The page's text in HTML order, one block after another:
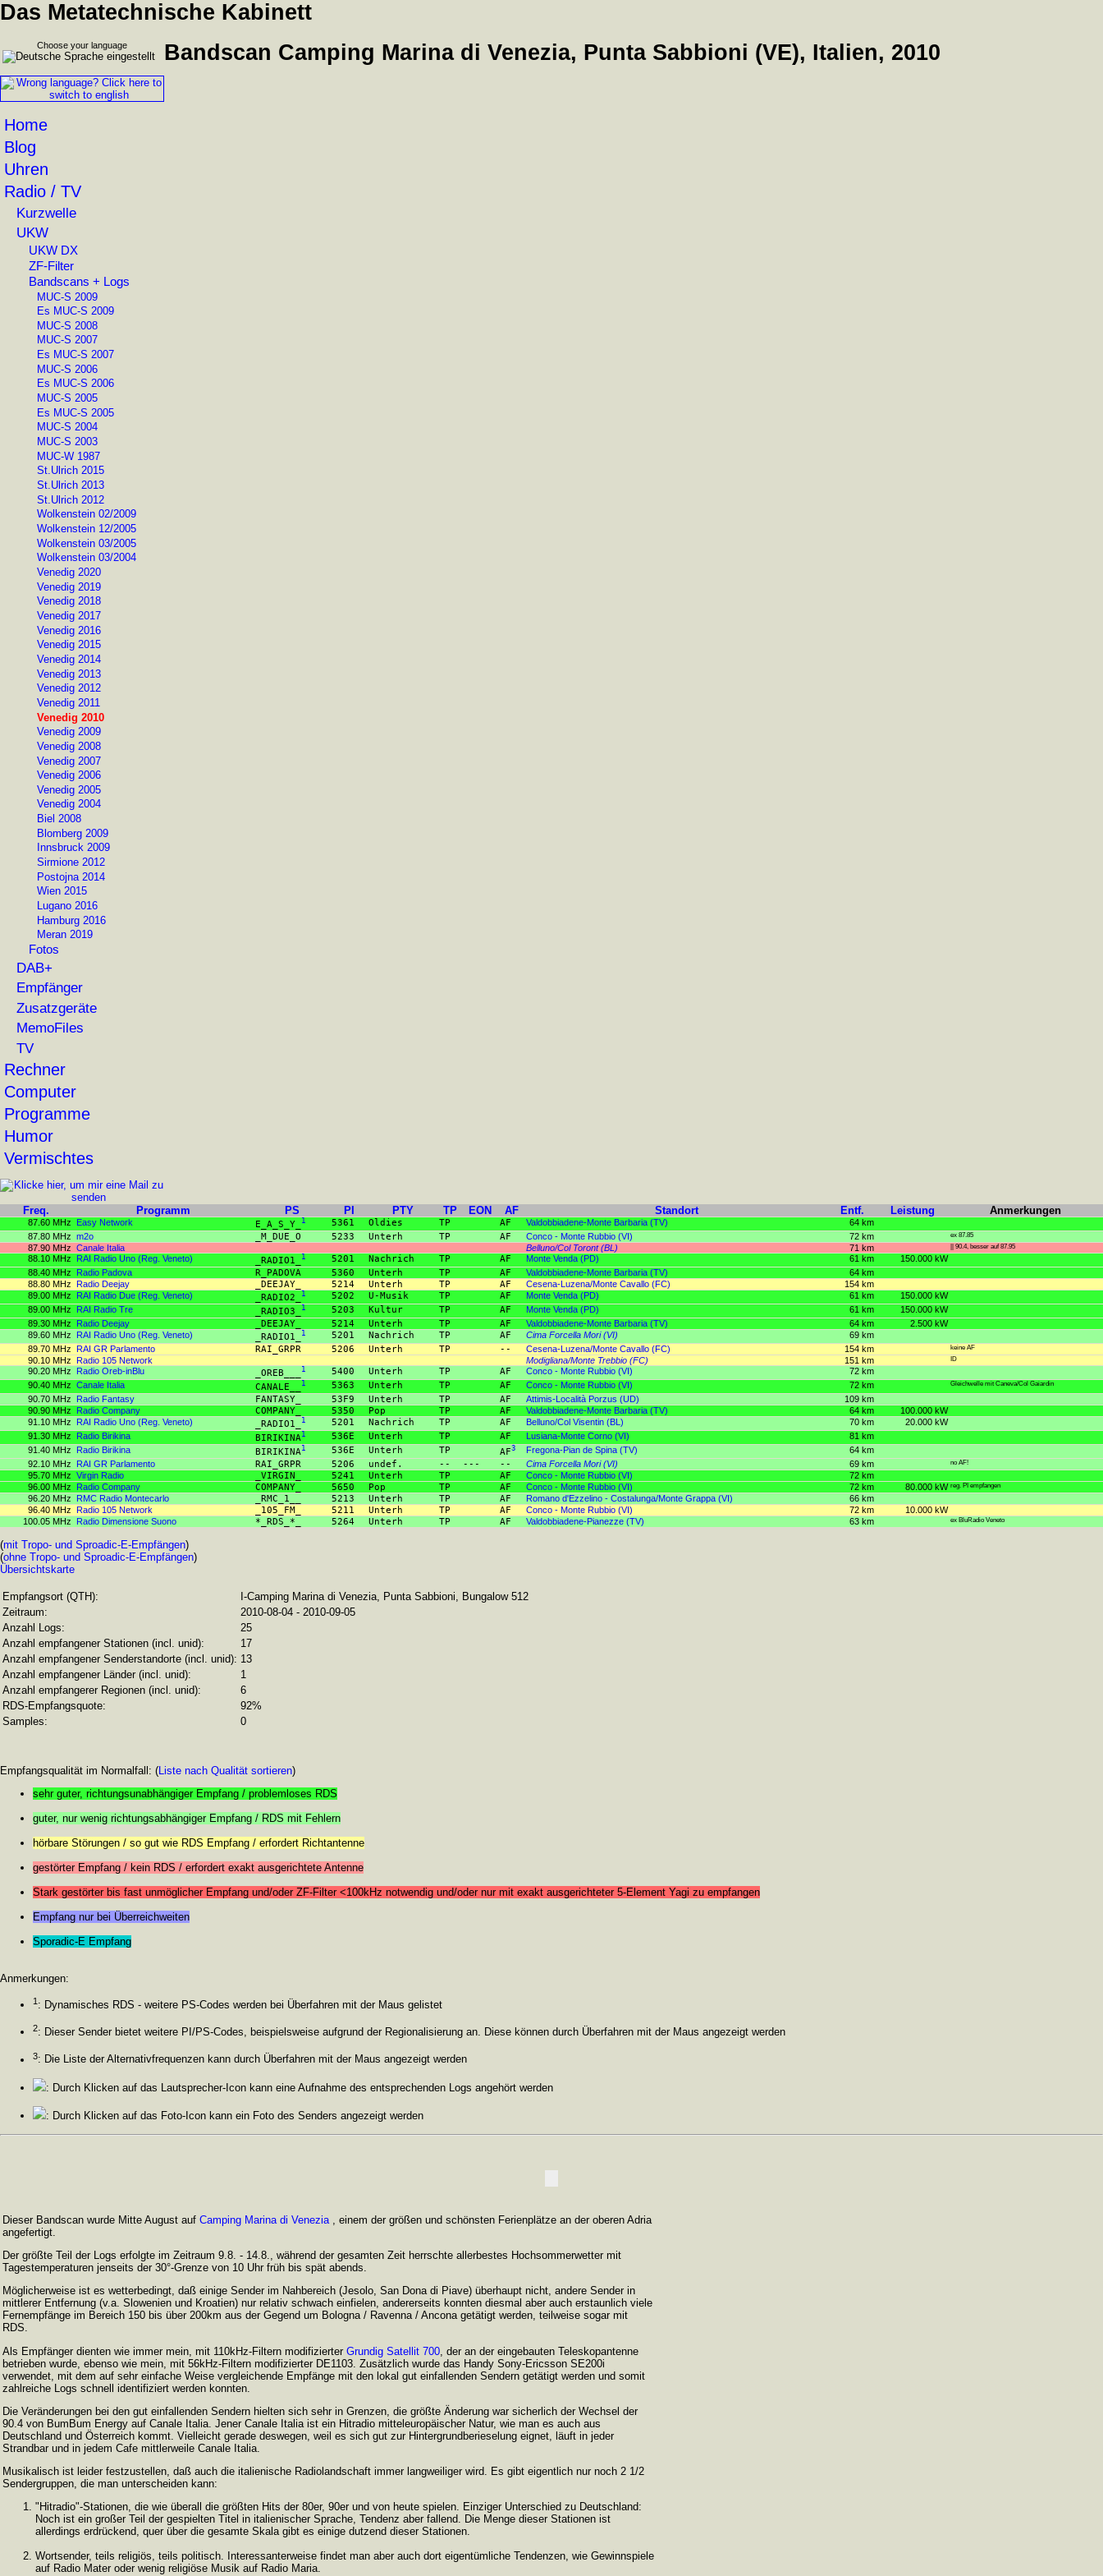
Das Metatechnische Kabinett
Choose your language
Home
Blog
Uhren
Radio / TV
Kurzwelle
UKW
UKW DX
ZF-Filter
Bandscans + Logs
MUC-S 2009
Es MUC-S 2009
MUC-S 2008
MUC-S 2007
Es MUC-S 2007
MUC-S 2006
Es MUC-S 2006
MUC-S 2005
Es MUC-S 2005
MUC-S 2004
MUC-S 2003
MUC-W 1987
St.Ulrich 2015
St.Ulrich 2013
St.Ulrich 2012
Wolkenstein 02/2009
Wolkenstein 12/2005
Wolkenstein 03/2005
Wolkenstein 03/2004
Venedig 2020
Venedig 2019
Venedig 2018
Venedig 2017
Venedig 2016
Venedig 2015
Venedig 2014
Venedig 2013
Venedig 2012
Venedig 2011
Venedig 2010
Venedig 2009
Venedig 2008
Venedig 2007
Venedig 2006
Venedig 2005
Venedig 2004
Biel 2008
Blomberg 2009
Innsbruck 2009
Sirmione 2012
Postojna 2014
Wien 2015
Lugano 2016
Hamburg 2016
Meran 2019
Fotos
DAB+
Empfänger
Zusatzgeräte
MemoFiles
TV
Rechner
Computer
Programme
Humor
Vermischtes
Bandscan Camping Marina di Venezia, Punta Sabbioni (VE), Italien, 2010
Freq. Programm PS PI PTY TP EON AF Standort Entf. Leistung Anmerkungen
87.60 MHz Easy Network E_A_S_Y_ 1 5361 Oldies TP AF Valdobbiadene-Monte Barbaria (TV)
64 km
87.80 MHz m2o _M_DUE_O 5233 Unterh TP AF Conco - Monte Rubbio (VI) 72 km ex 87.85
87.90 MHz Canale Italia Belluno/Col Toront (BL) 71 km || 90.4, besser auf 87.95
88.10 MHz RAI Radio Uno (Reg. Veneto) _RADIO1_ 1 5201 Nachrich TP AF Monte Venda (PD) 61 km
150.000 kW
88.40 MHz Radio Padova R_PADOVA 5360 Unterh TP AF Valdobbiadene-Monte Barbaria (TV)
64 km
88.80 MHz Radio Deejay _DEEJAY_ 5214 Unterh TP AF Cesena-Luzena/Monte Cavallo (FC)
154 km
89.00 MHz RAI Radio Due (Reg. Veneto) _RADIO2_ 1 5202 U-Musik TP AF Monte Venda (PD) 61 km
150.000 kW
89.00 MHz RAI Radio Tre _RADIO3_ 1 5203 Kultur TP AF Monte Venda (PD) 61 km
150.000 kW
89.30 MHz Radio Deejay _DEEJAY_ 5214 Unterh TP AF Valdobbiadene-Monte Barbaria (TV) 64 km
2.500 kW
89.60 MHz RAI Radio Uno (Reg. Veneto) _RADIO1_ 1 5201 Nachrich TP AF Cima Forcella Mori (VI)
69 km
89.70 MHz RAI GR Parlamento RAI_GRPR 5206 Unterh TP -- Cesena-Luzena/Monte Cavallo (FC) 154 km keine AF
90.10 MHz Radio 105 Network Modigliana/Monte Trebbio (FC) 151 km ID
90.20 MHz Radio Oreb-inBlu _OREB___ 1 5400 Unterh TP AF Conco - Monte Rubbio (VI)
72 km
90.40 MHz Canale Italia CANALE__ 1 5363 Unterh TP AF Conco - Monte Rubbio (VI) 72 km Gleichwelle mit Caneva/Col Gaiardin
90.70 MHz Radio Fantasy FANTASY_ 53F9 Unterh TP AF Attimis-Località Porzus (UD)
109 km
90.90 MHz Radio Company COMPANY_ 5350 Pop TP AF Valdobbiadene-Monte Barbaria (TV) 64 km
100.000 kW
91.10 MHz RAI Radio Uno (Reg. Veneto) _RADIO1_ 1 5201 Nachrich TP AF Belluno/Col Visentin (BL) 70 km
20.000 kW
91.30 MHz Radio Birikina BIRIKINA1 536E Unterh TP AF Lusiana-Monte Corno (VI)
81 km
91.40 MHz Radio Birikina BIRIKINA1 536E Unterh TP AF3 Fregona-Pian de Spina (TV)
64 km
92.10 MHz RAI GR Parlamento RAI_GRPR 5206 undef. -- --- -- Cima Forcella Mori (VI) 69 km no AF!
95.70 MHz Virgin Radio _VIRGIN_ 5241 Unterh TP AF Conco - Monte Rubbio (VI)
72 km
96.00 MHz Radio Company COMPANY_ 5650 Pop TP AF Conco - Monte Rubbio (VI) 72 km 80.000 kW reg. PI empfangen
96.20 MHz RMC Radio Montecarlo _RMC_1__ 5213 Unterh TP AF Romano d'Ezzelino - Costalunga/Monte Grappa (VI)
66 km
96.40 MHz Radio 105 Network _105_FM_ 5211 Unterh TP AF Conco - Monte Rubbio (VI) 72 km
10.000 kW
100.05 MHz Radio Dimensione Suono *_RDS_*_ 5264 Unterh TP AF Valdobbiadene-Pianezze (TV) 63 km ex BluRadio Veneto
(mit Tropo- und Sproadic-E-Empfängen)
(ohne Tropo- und Sproadic-E-Empfängen)
Übersichtskarte
Empfangsort (QTH):
I-Camping Marina di Venezia, Punta Sabbioni, Bungalow 512
Zeitraum:
2010-08-04 - 2010-09-05
Anzahl Logs:
25
Anzahl empfangener Stationen (incl. unid):
17
Anzahl empfangener Senderstandorte (incl. unid): 13
Anzahl empfangener Länder (incl. unid):
1
Anzahl empfangerer Regionen (incl. unid):
6
RDS-Empfangsquote:
92%
Samples:
0
Empfangsqualität im Normalfall: ( Liste nach Qualität sortieren)
sehr guter, richtungsunabhängiger Empfang / problemloses RDS
guter, nur wenig richtungsabhängiger Empfang / RDS mit Fehlern
hörbare Störungen / so gut wie RDS Empfang / erfordert Richtantenne
gestörter Empfang / kein RDS / erfordert exakt ausgerichtete Antenne
Stark gestörter bis fast unmöglicher Empfang und/oder ZF-Filter <100kHz notwendig und/oder nur mit exakt ausgerichteter 5-Element Yagi zu empfangen
Empfang nur bei Überreichweiten
Sporadic-E Empfang
Anmerkungen:
1 : Dynamisches RDS - weitere PS-Codes werden bei Überfahren mit der Maus gelistet
2: Dieser Sender bietet weitere PI/PS-Codes, beispielsweise aufgrund der Regionalisierung an. Diese können durch Überfahren mit der Maus angezeigt werden
3: Die Liste der Alternativfrequenzen kann durch Überfahren mit der Maus angezeigt werden
: Durch Klicken auf das Lautsprecher-Icon kann eine Aufnahme des entsprechenden Logs angehört werden
: Durch Klicken auf das Foto-Icon kann ein Foto des Senders angezeigt werden
Dieser Bandscan wurde Mitte August auf Camping Marina di Venezia
, einem der größen und schönsten Ferienplätze an der oberen Adria
angefertigt.
Der größte Teil der Logs erfolgte im Zeitraum 9.8. - 14.8., während der gesamten Zeit herrschte allerbestes Hochsommerwetter mit
Tagestemperaturen jenseits der 30°-Grenze von 10 Uhr früh bis spät abends.
Möglicherweise ist es wetterbedingt, daß einige Sender im Nahbereich (Jesolo, San Dona di Piave) überhaupt nicht, andere Sender in
mittlerer Entfernung (v.a. Slowenien und Kroatien) nur relativ schwach einfielen, andererseits konnten diesmal aber auch erstaunlich viele
Fernempfänge im Bereich 150 bis über 200km aus der Gegend um Bologna / Ravenna / Ancona getätigt werden, teilweise sogar mit
RDS.
Als Empfänger dienten wie immer mein, mit 110kHz-Filtern modifizierter Grundig Satellit 700 , der an der eingebauten Teleskopantenne
betrieben wurde, ebenso wie mein, mit 56kHz-Filtern modifizierter DE1103. Zusätzlich wurde das Handy Sony-Ericsson SE200i
verwendet, mit dem auf sehr einfache Weise vergleichende Empfänge mit den lokal gut einfallenden Sendern getätigt werden und somit
zahlreiche Logs schnell identifiziert werden konnten.
Die Veränderungen bei den gut einfallenden Sendern hielten sich sehr in Grenzen, die größte Änderung war sicherlich der Wechsel der
90.4 von BumBum Energy auf Canale Italia. Jener Canale Italia ist ein Hitradio mitteleuropäischer Natur, wie man es auch aus
Deutschland und Österreich kommt. Vielleicht gerade deswegen, weil es sich gut zur Hintergrundberieselung eignet, läuft in jeder
Strandbar und in jedem Cafe mittlerweile Canale Italia.
Musikalisch ist leider festzustellen, daß auch die italienische Radiolandschaft immer langweiliger wird. Es gibt eigentlich nur noch 2 1/2
Sendergruppen, die man unterscheiden kann:
"Hitradio"-Stationen, die wie überall die größten Hits der 80er, 90er und von heute spielen. Einziger Unterschied zu Deutschland:
Noch ist ein großer Teil der gespielten Titel in italienischer Sprache, Tendenz aber fallend. Die Menge dieser Stationen ist
allerdings erdrückend, quer über die gesamte Skala gibt es einige dutzend dieser Stationen.
Wortsender, teils religiös, teils politisch. Interessanterweise findet man aber auch dort eigentümliche Tendenzen, wie Gewinnspiele
auf Radio Mater oder wenig religiöse Musik auf Radio Maria.